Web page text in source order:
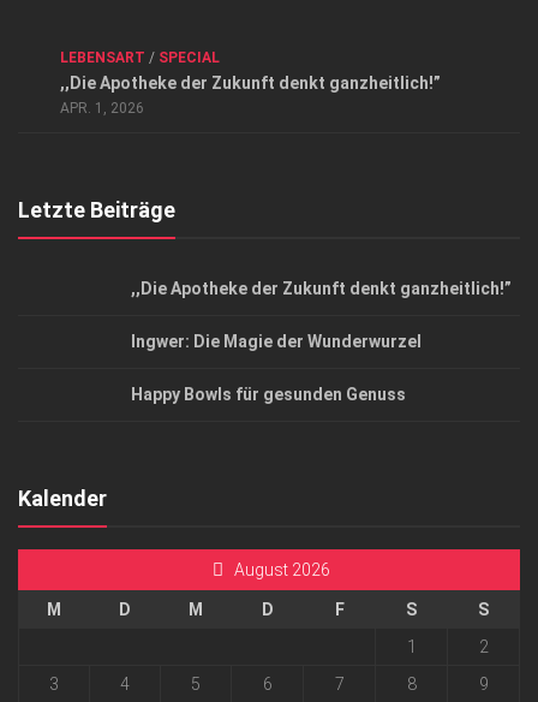
Datenschutzerklärung
Top Magazin Dresden / Ostsachsen
LEBENSART / SPECIAL
,,Die Apotheke der Zukunft denkt ganzheitlich!”
APR. 1, 2026
Letzte Beiträge
,,Die Apotheke der Zukunft denkt ganzheitlich!”
Ingwer: Die Magie der Wunderwurzel
Happy Bowls für gesunden Genuss
Kalender
August 2026
M D M D F S
S
1
2
3
4 5 6 7 8 9